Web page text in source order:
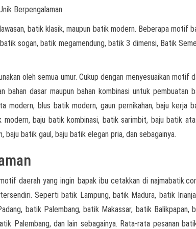
batik klasik, maupun batik modern. Beberapa motif
sogan, batik megamendung, batik 3 dimensi, Batik
oleh semua umur. Cukup dengan menyesuaikan motif
bahan dasar maupun bahan kombinasi untuk pembuatan
blus batik modern, gaun pernikahan, baju kerja
baju batik kombinasi, batik sarimbit, baju batik
batik gaul, baju batik elegan pria, dan sebagainya.
daerah yang ingin bapak ibu cetakkan di
Seperti batik Lampung, batik Madura, batik
batik Palembang, batik Makassar, batik Balikpapan,
Palembang, dan lain sebagainya. Rata-rata pesanan